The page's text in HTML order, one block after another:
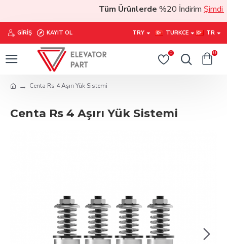
Tüm Ürünlerde%20 İndirimŞimdi
GIRIŞ KAYIT OL TRY TURKCE TR
0 0
Centa Rs 4 Aşırı Yük Sistemi
Centa Rs 4 Aşırı Yük Sistemi